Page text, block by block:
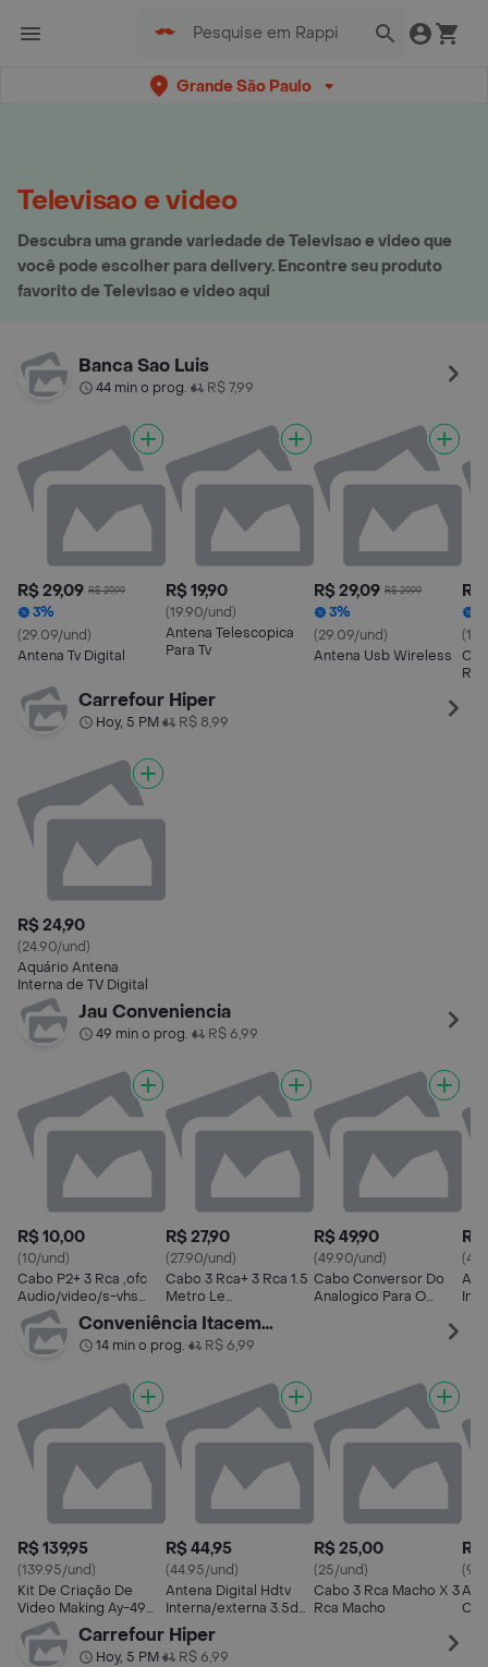
Grande São Paulo
Televisao e video
Descubra uma grande variedade de Televisao e video que
você pode escolher para delivery. Encontre seu produto
favorito de Televisao e video aqui
Banca Sao Luis
44 min o prog.• R$ 7,99
R$ 29,09 R$ 29,99
3%
(29.09/und)
Antena Tv Digital
R$ 19,90
(19.90/und)
Antena Telescopica
Para Tv
R$ 29,09 R$ 29,99
3%
(29.09/und)
Antena Usb Wireless
R$
Rca
Carrefour Hiper
Hoy, 5 PM• R$ 8,99
R$ 24,90
(24.90/und)
Aquário Antena
Interna de TV Digital
Jau Conveniencia
49 min o prog.• R$ 6,99
R$ 10,00
(10/und)
Cabo P2+ 3 Rca ,ofc
Audio/video/s-vhs
High Grade P/dvd/cd
R$ 27,90
(27.90/und)
Cabo 3 Rca+ 3 Rca 1.5
Metro Le
1013/dvd/receptor/cd
Etc.
R$ 49,90
(49.90/und)
Cabo Conversor Do
Analogico Para O
R$
Conveniência Itacema II
14 min o prog.• R$ 6,99
R$ 139,95
(139.95/und)
Kit De Criação De
Video Making Ay-49
C/tripé Controle
Remoto
R$ 44,95
(44.95/und)
Antena Digital Hdtv
Interna/externa 3.5dbi,
5metro
R$ 25,00
(25/und)
Cabo 3 Rca Macho X 3
Rca Macho
R$
Carrefour Hiper
Hoy, 5 PM• R$ 6,99